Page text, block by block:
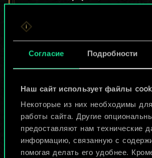
Согласие Подробности
Наш сайт использует файлы
Некоторые из них необходимы
работы сайта. Другие
предоставляют нам технические
информацию, связанную с
помогая делать его удобнее.
игроки.
Но их может
Назвать колоду и
Изменить колоду